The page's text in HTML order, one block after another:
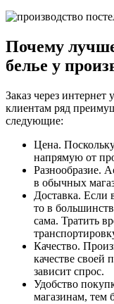
Почему
белье у
Заказ через
клиентам ряд
следующие:
Цена.
напрямую от
Разнообразие.
в обычных
Доставка. Если
то в
сама. Тратить
Качество.
качестве своей
зависит спрос.
Удобство
магазинам, тем